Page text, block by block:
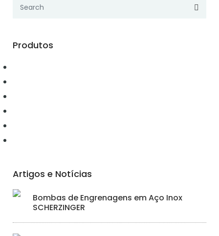
Produtos
Artigos e Notícias
Bombas de Engrenagens em Aço Inox
SCHERZINGER